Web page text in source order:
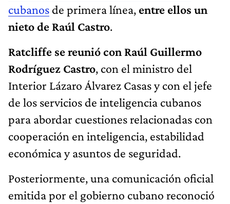
cubanos de primera línea, entre ellos un
nieto de Raúl Castro.
Ratcliffe se reunió con Raúl Guillermo
Rodríguez Castro, con el ministro del
Interior Lázaro Álvarez Casas y con el jefe
de los servicios de inteligencia cubanos
para abordar cuestiones relacionadas con
cooperación en inteligencia, estabilidad
económica y asuntos de seguridad.
Posteriormente, una comunicación oficial
emitida por el gobierno cubano reconoció